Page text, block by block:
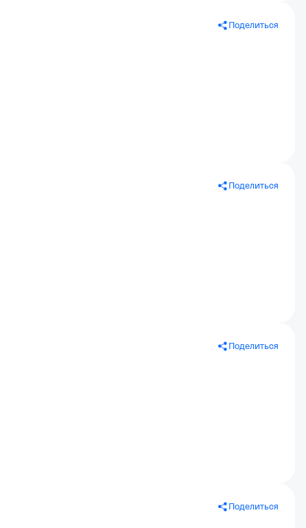
Поделиться
Поделиться
Поделиться
Поделиться